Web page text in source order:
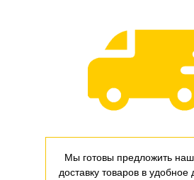
Мы готовы предложить
доставку товаров в